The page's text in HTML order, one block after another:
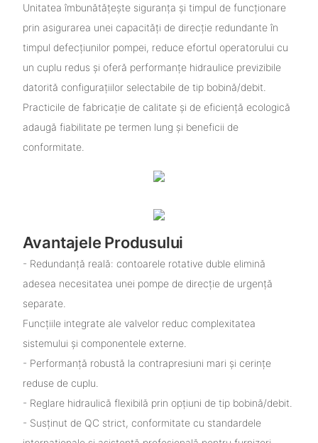
Unitatea îmbunătățește siguranța și timpul de funcționare
prin asigurarea unei capacități de direcție redundante în
timpul defecțiunilor pompei, reduce efortul operatorului cu
un cuplu redus și oferă performanțe hidraulice previzibile
datorită configurațiilor selectabile de tip bobină/debit.
Practicile de fabricație de calitate și de eficiență ecologică
adaugă fiabilitate pe termen lung și beneficii de
conformitate.
Avantajele Produsului
- Redundanță reală: contoarele rotative duble elimină
adesea necesitatea unei pompe de direcție de urgență
separate.
Funcțiile integrate ale valvelor reduc complexitatea
sistemului și componentele externe.
- Performanță robustă la contrapresiuni mari și cerințe
reduse de cuplu.
- Reglare hidraulică flexibilă prin opțiuni de tip bobină/debit.
- Susținut de QC strict, conformitate cu standardele